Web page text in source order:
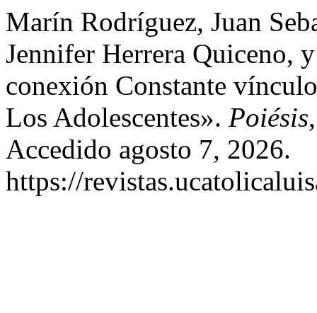
Marín Rodríguez, Juan
Jennifer Herrera Quiceno,
conexión Constante
Los Adolescentes». Poiésis
Accedido agosto 7, 2026.
https://